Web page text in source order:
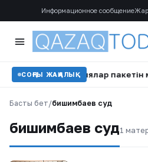
Информационное сообщение
СОҢҒЫ ЖАҢАЛЫҚ
жаңа санкциялар пакетін
Басты бет/бишимбаев суд
бишимбаев суд1